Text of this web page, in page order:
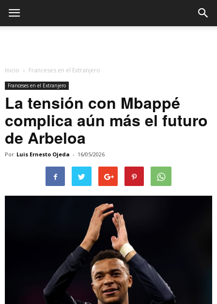
Inicio Franceses en el Extranjero
Franceses en el Extranjero
La tensión con Mbappé
complica aún más el futuro
de Arbeloa
Por Luis Ernesto Ojeda - 16/05/2026